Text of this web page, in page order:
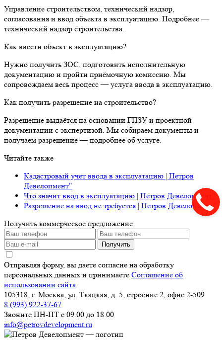
Управление строительством, технический надзор,
согласования и ввод объекта в эксплуатацию. Подробнее —
технический надзор строительства.
Как ввести объект в эксплуатацию?
Нужно получить ЗОС, подготовить исполнительную
документацию и пройти приёмочную комиссию. Мы
сопровождаем весь процесс — услуга ввода в эксплуатацию.
Как получить разрешение на строительство?
Разрешение выдаётся на основании ГПЗУ и проектной
документации с экспертизой. Мы собираем документы и
получаем разрешение — подробнее об услуге.
Читайте также
Кадастровый учет ввода в эксплуатацию | Петров
Девелопмент"
Что значит ввод в эксплуатацию | Петров Девелопмент"
Разрешение на ввод не требуется | Петров Девелопмент"
Получить коммерческое предложение
Получить
Отправляя форму, вы даете согласие на обработку
персональных данных и принимаете Соглашение об
использовании сайта.
105318, г. Москва, ул. Ткацкая, д. 5, строение 2, офис 2-509
8 (993) 922-37-67
Звоните ПН-ПТ с 09.00 до 18.00
info@petrovdevelopment.ru